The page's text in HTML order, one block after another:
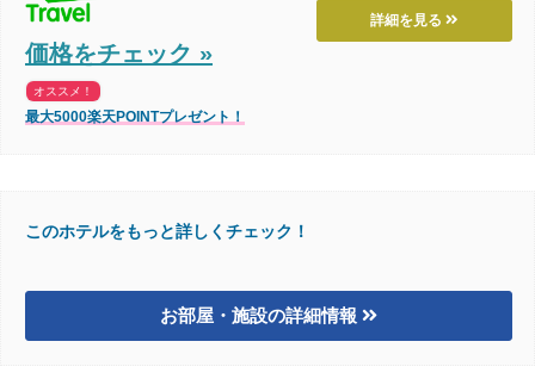
詳細を見る
価格をチェック »
オススメ！
最大5000楽天POINTプレゼント！
このホテルをもっと詳しくチェック！
お部屋・施設の詳細情報